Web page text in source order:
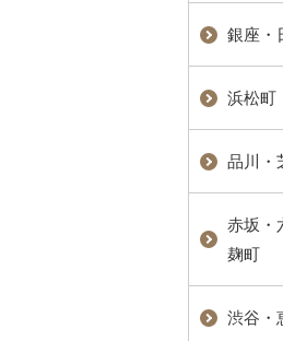
銀座・
浜松町
品川・
赤坂・
麹町
渋谷・